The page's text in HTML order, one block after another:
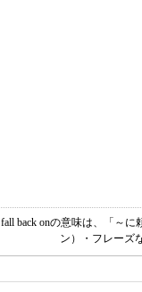
fall back onの意味は、「～
ン）・フレーズ